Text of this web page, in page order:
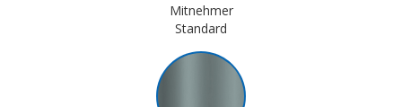
Mitnehmer
Standard